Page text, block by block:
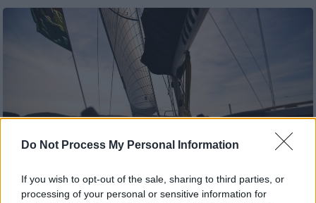
Do Not Process My Personal Information
If you wish to opt-out of the sale, sharing to third parties, or
processing of your personal or sensitive information for
Ιστιοφόρο (pixabay)